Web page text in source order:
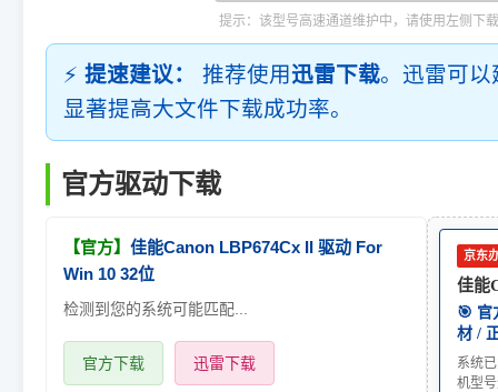
提示：该型号高速通道维护中，请使用左侧下载
⚡ 提速建议： 推荐使用迅雷下载。迅雷可
显著提高大文件下载成功率。
官方驱动下载
【官方】 佳能Canon LBP674Cx II 驱动 For
Win 10 32位
检测到您的系统可能匹配...
官方下载 迅雷下载
京东
佳能
🎯 官
材 /
系统
机型